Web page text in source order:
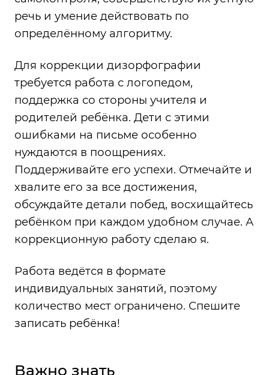
речь и умение действовать по
определённому алгоритму.
Для коррекции дизорфографии
требуется работа с логопедом,
поддержка со стороны учителя и
родителей ребёнка. Дети с этими
ошибками на письме особенно
нуждаются в поощрениях.
Поддерживайте его успехи. Отмечайте и
хвалите его за все достижения,
обсуждайте детали побед, восхищайтесь
ребёнком при каждом удобном случае. А
коррекционную работу сделаю я.
Работа ведётся в формате
индивидуальных занятий, поэтому
количество мест ограничено. Спешите
записать ребёнка!
Важно знать